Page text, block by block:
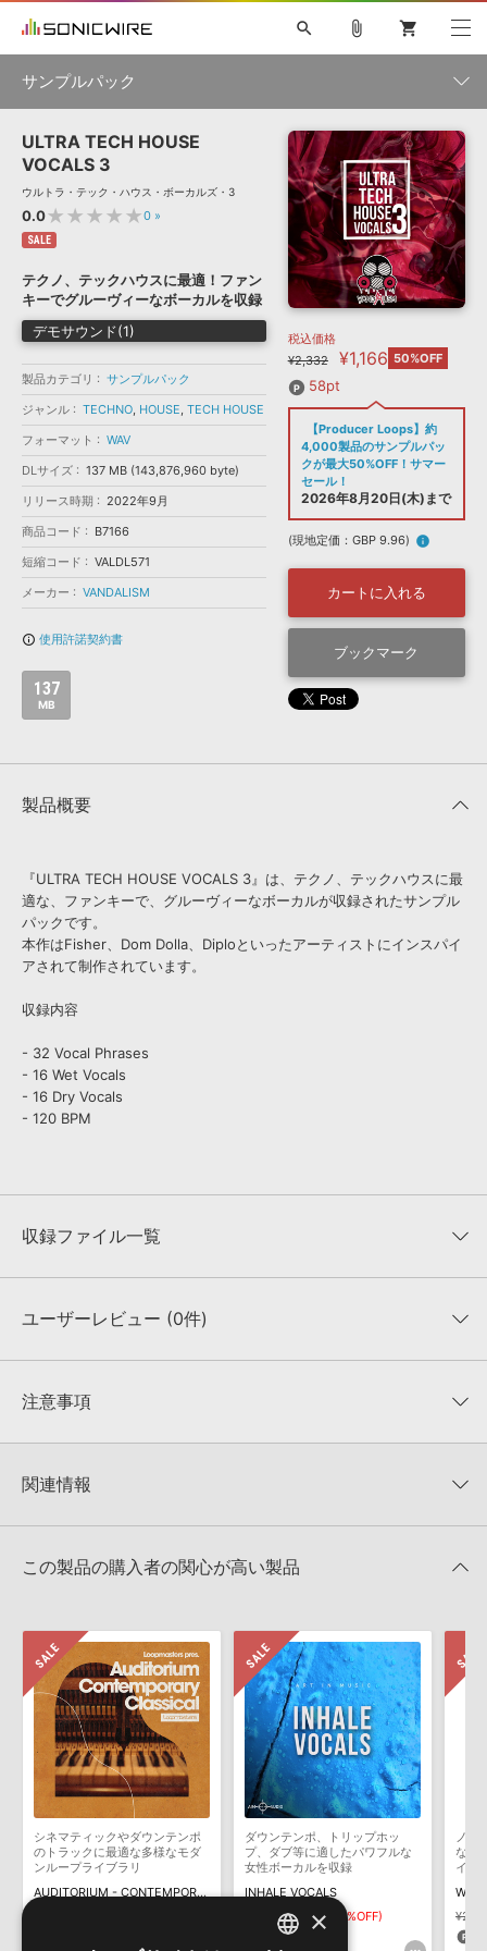
ソフト音源 »
プラグイン・エフェクト »
サンプルパック »
ソフトウェア／ツール »
DAW »
効果音 »
BGM »
キャンペーン »
特集 »
ニュースレター »
SONICWIREブログ »
製品サポート情報 »
DTMガイド »
FAQ »
お問い合わせ »
音楽カード
楽曲配信流通サービス
無償のサウンド管理ソフト
次世代型 ボーカル・エディタ
APS 映像のBGM・セリフを音声分離
SLS
search
初音ミク NT 鏡音リン・レン V4X 巡音ルカ V4X
MEIKO V3
KAITO V3
TOONTRACK
SPITFIRE AUDIO
VIENNA
EZ DRUMMER 3
ライセンスフリーBGM
ボーカル抜き出し
DUBSTEP
MUTANT
ROUTER.FM
SONOCA
ソフト音源 プラグイン・エフェクト
ソフトウェア／ツール 効果音
attach_file shopping_cart
サンプルパック
製品一覧
ジャンル
フォーマット
ランキング
ULTRA TECH HOUSE
VOCALS 3
ウルトラ・テック・ハウス・ボーカルズ・3
0.0★★★★★0 »
SALE
テクノ、テックハウスに最適！ファン
キーでグルーヴィーなボーカルを収録
デモサウンド(1)
製品カテゴリ
サンプルパック
ジャンル
TECHNO, HOUSE, TECH HOUSE
フォーマット
WAV
DLサイズ
137 MB (143,876,960 byte)
リリース時期
2022年9月
商品コード
B7166
短縮コード
VALDL571
メーカー
VANDALISM
info_outline 使用許諾契約書
137
MB
税込価格
¥2,332
¥1,166 50%OFF
58pt
【Producer Loops】約
4,000製品のサンプルパッ
クが最大50%OFF！サマー
セール！
2026年8月20日(木)まで
(現地定価：GBP 9.96) info
カートに入れる
ブックマーク
製品概要
『ULTRA TECH HOUSE VOCALS 3』は、テクノ、テックハウスに最
適な、ファンキーで、グルーヴィーなボーカルが収録されたサンプル
パックです。
本作はFisher、Dom Dolla、Diploといったアーティストにインスパイ
アされて制作されています。
収録内容
- 32 Vocal Phrases
- 16 Wet Vocals
- 16 Dry Vocals
- 120 BPM
収録ファイル一覧
収録ファイル一覧
ユーザーレビュー (0件)
★★★★★
★5
★4
★1
注意事項
KONTAKTフォーマットは、
でお使いいただけます。無償版のKONTAKT PLAYERではお使いい
4GBを超えるデータに関するご注意：FAT32でフォーマットされた
きます際には、NTFSやHFS＋でフォーマットされたHDDをご用意
いただく必要がございます。
製品の購入手続き完了後、受注確認メールとシリアルナンバーをお
知らせするメールの2通が送信されます。メールに記載されており
ます説明に沿って、製品のダウンロード／導入を行って下さい。
サンプルパック製品には、原則として日本語版操作マニュアルをご
用意しておりません。ご購入後のご不明点や詳細に関するお問い合
わせなどは
テクニカルサポート
までご連絡ください。
デモソングは、製品収録サウンドを使ってできることを紹介するた
めのデモンストレーション用の楽曲です。原則として、デモソング
そのものをお使いいただくことはできません。また、デモソングを
構成する全てのサウンドが、サンプルパックに含まれていることを
関連情報
50%OFF！サマーセール！
この製品の購入者の関心が高い製品
シネマティックやダウンテンポ
のトラックに最適な多様なモダ
ンループライブラリ
AUDITORIUM - CONTEMPORARY CLASSICAL
ダウンテンポ、トリップホッ
プ、ダブ等に適したパワフルな
女性ボーカルを収録
INHALE VOCALS
¥5,324 ¥3,726(30%OFF)
111pt
ノス
なギ
イヒ
×